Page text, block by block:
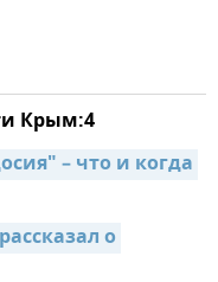
Крым:4
– что и когда
о